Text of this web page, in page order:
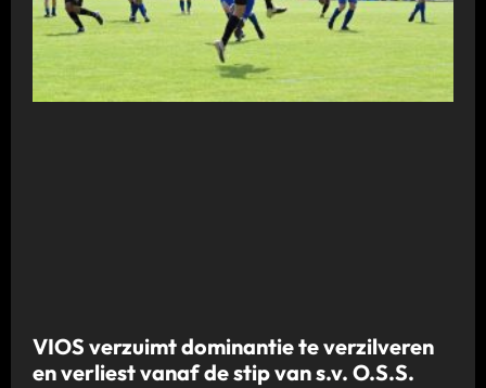
VIOS verzuimt dominantie te verzilveren
en verliest vanaf de stip van s.v. O.S.S.